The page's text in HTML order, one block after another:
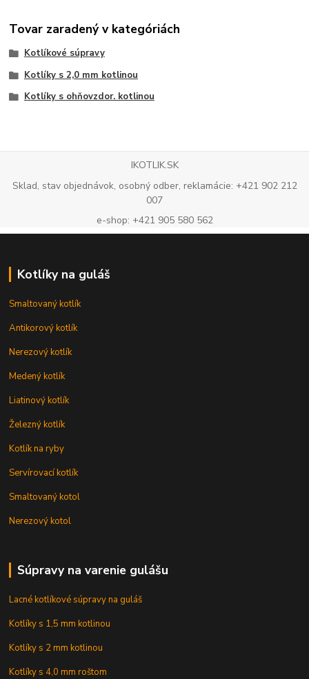
Tovar zaradený v kategóriách
Kotlíkové súpravy
Kotlíky s 2,0 mm kotlinou
Kotlíky s ohňovzdor. kotlinou
IKOTLIK.SK
Sklad, stav objednávok, osobný odber, reklamácie: +421 902 212
007
e-shop: +421 905 580 562
Kotlíky na guláš
Smaltovaný kotlík
Antikorový kotlík
Nerezový kotlík
Medený kotlík
Liatinový kotlík
Železný kotlík
Kotlík na ryby
Servírovací kotlík
Smaltovaný kotol
Nerezový kotol
Súpravy na varenie gulášu
Lacné kotlíkové súpravy na guláš
Kotlíky s 1,5 mm kotlinou
Kotlíky s 2 mm kotlinou
Kotlíky s 4,0 mm roštom